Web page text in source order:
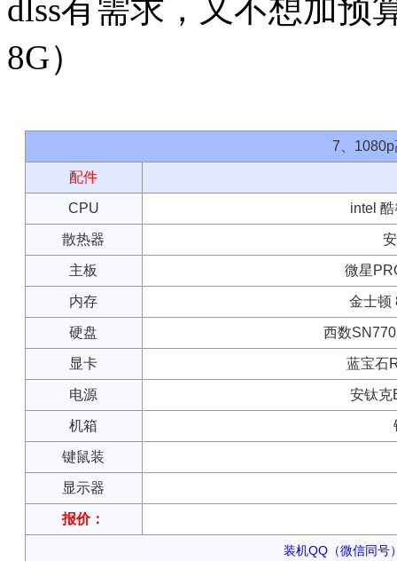
dlss有需求，又不想加预
8G）
7、
配件
CPU intel
散热器
主板 微星
内存 金士顿
硬盘 西数
显卡 蓝宝石
电源 安钛克
机箱
键鼠装
显示器
报价：
装机QQ（微信同号